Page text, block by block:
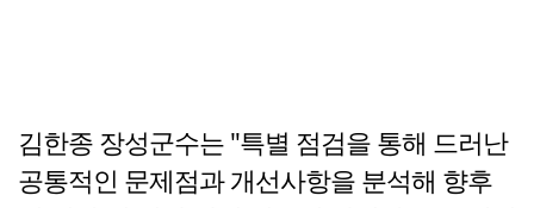
김한종 장성군수는 "특별 점검을 통해 드러난
공통적인 문제점과 개선사항을 분석해 향후